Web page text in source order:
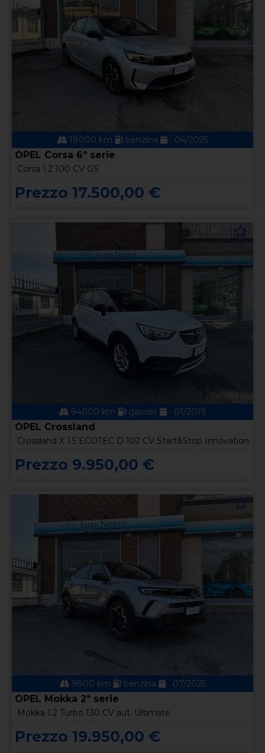
18000 km benzina 04/2025
OPEL Corsa 6ª serie
Corsa 1.2 100 CV GS
Prezzo 17.500,00 €
94000 km gasolio 01/2019
OPEL Crossland
Crossland X 1.5 ECOTEC D 102 CV Start&Stop Innovation
Prezzo 9.950,00 €
9800 km benzina 07/2025
OPEL Mokka 2ª serie
Mokka 1.2 Turbo 130 CV aut. Ultimate
Prezzo 19.950,00 €